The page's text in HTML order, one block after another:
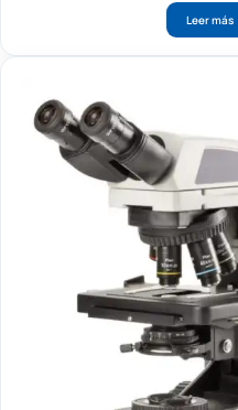
Leer más